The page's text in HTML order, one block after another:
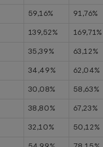
59,16%
91,76%
139,52%
169,71%
35,39%
63,12%
34,49%
62,04%
30,08%
58,63%
38,80%
67,23%
32,10%
50,12%